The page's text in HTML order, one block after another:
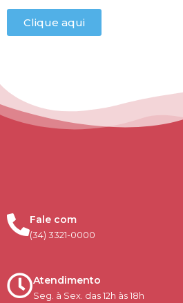
Clique aqui
Fale com
(34) 3321-0000
Atendimento
Seg. à Sex. das 12h às 18h